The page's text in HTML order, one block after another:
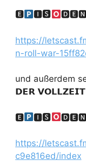
🅴 🅸🆂
https://
n-roll-war-
und außerdem
𝗗𝗘𝗥
🅴 🅸🆂
https://
c9e816ed/index